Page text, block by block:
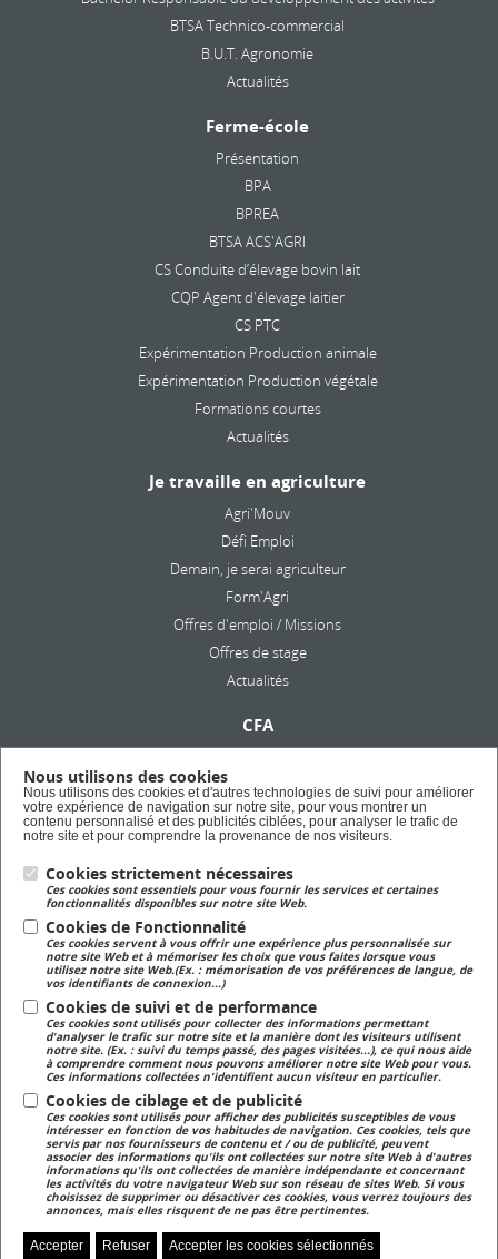
BTSA Technico-commercial
B.U.T. Agronomie
Actualités
Ferme-école
Présentation
BPA
BPREA
BTSA ACS'AGRI
CS Conduite d’élevage bovin lait
CQP Agent d'élevage laitier
CS PTC
Expérimentation Production animale
Expérimentation Production végétale
Formations courtes
Actualités
Je travaille en agriculture
Agri'Mouv
Défi Emploi
Demain, je serai agriculteur
Form'Agri
Offres d'emploi / Missions
Offres de stage
Actualités
CFA
Formation en alternance
Taxe d'apprentissage
Lycée Privé
Formation Scolaire
Formation Continue
Formation continue pour adulte
Magasin
Magasin de produits fermiers
Accès NetYpareo Contact Plan du site
Zoom sur... Presse Mentions légales
Nous utilisons des cookies
Nous utilisons des cookies et d'autres technologies de suivi pour améliorer
votre expérience de navigation sur notre site, pour vous montrer un
contenu personnalisé et des publicités ciblées, pour analyser le trafic de
notre site et pour comprendre la provenance de nos visiteurs.
Cookies strictement nécessaires
Ces cookies sont essentiels pour vous fournir les services et certaines
fonctionnalités disponibles sur notre site Web.
Cookies de Fonctionnalité
Ces cookies servent à vous offrir une expérience plus personnalisée sur
notre site Web et à mémoriser les choix que vous faites lorsque vous
utilisez notre site Web.(Ex. : mémorisation de vos préférences de langue, de
vos identifiants de connexion...)
Cookies de suivi et de performance
Ces cookies sont utilisés pour collecter des informations permettant
d'analyser le trafic sur notre site et la manière dont les visiteurs utilisent
notre site. (Ex. : suivi du temps passé, des pages visitées...), ce qui nous aide
à comprendre comment nous pouvons améliorer notre site Web pour vous.
Ces informations collectées n'identifient aucun visiteur en particulier.
Cookies de ciblage et de publicité
Ces cookies sont utilisés pour afficher des publicités susceptibles de vous
intéresser en fonction de vos habitudes de navigation. Ces cookies, tels que
servis par nos fournisseurs de contenu et / ou de publicité, peuvent
associer des informations qu'ils ont collectées sur notre site Web à d'autres
informations qu'ils ont collectées de manière indépendante et concernant
les activités du votre navigateur Web sur son réseau de sites Web. Si vous
choisissez de supprimer ou désactiver ces cookies, vous verrez toujours des
annonces, mais elles risquent de ne pas être pertinentes.
Accepter Refuser Accepter les cookies sélectionnés